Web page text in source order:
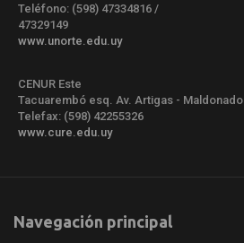
Teléfono: (598) 47334816 /
47329149
www.unorte.edu.uy
CENUR Este
Tacuarembó esq. Av. Artigas - Maldonado
Telefax: (598) 42255326
www.cure.edu.uy
Navegación principal